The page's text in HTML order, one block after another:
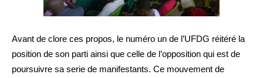
Avant de clore ces propos, le numéro un de l’UFDG réitéré la
position de son parti ainsi que celle de l’opposition qui est de
poursuivre sa serie de manifestants. Ce mouvement de